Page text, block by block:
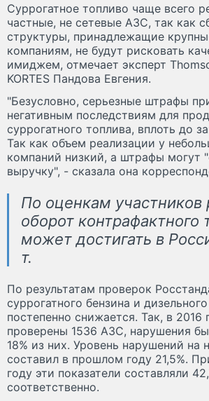
Суррогатное топливо чаще всего
частные, не сетевые АЗС, так как
структуры, принадлежащие
компаниям, не будут рисковать
имиджем, отмечает эксперт
KORTES Пандова Евгения.
"Безусловно, серьезные штрафы
негативным последствиям для
суррогатного топлива, вплоть до
Так как объем реализации у
компаний низкий, а штрафы могут
выручку", - сказала она
По оценкам участников
оборот контрафактного
может достигать в
т.
По результатам проверок
суррогатного бензина и
постепенно снижается. Так, в 2016
проверены 1536 АЗС, нарушения
18% из них. Уровень нарушений на
составил в прошлом году 21,5%.
году эти показатели составляли
соответственно.